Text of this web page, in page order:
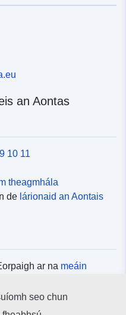
an Aontas
10 11
theagmhála
de lárionaid an Aontais
ar na meáin
seo chun